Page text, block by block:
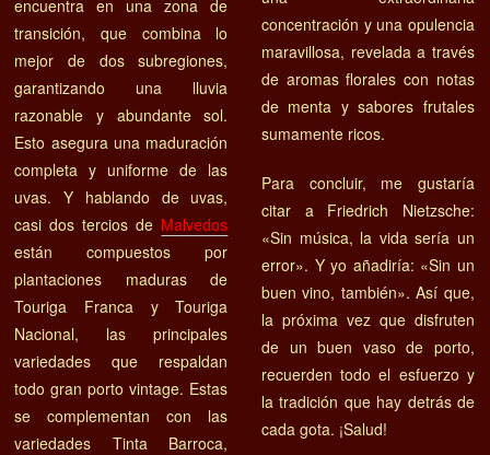
encuentra en una zona de
transición, que combina lo
mejor de dos subregiones,
garantizando una lluvia
razonable y abundante sol.
Esto asegura una maduración
completa y uniforme de las
uvas. Y hablando de uvas,
casi dos tercios de Malvedos
están compuestos por
plantaciones maduras de
Touriga Franca y Touriga
Nacional, las principales
variedades que respaldan
todo gran porto vintage. Estas
se complementan con las
variedades Tinta Barroca,
concentración y una opulencia
maravillosa, revelada a través
de aromas florales con notas
de menta y sabores frutales
sumamente ricos.
Para concluir, me gustaría
citar a Friedrich Nietzsche:
«Sin música, la vida sería un
error». Y yo añadiría: «Sin un
buen vino, también». Así que,
la próxima vez que disfruten
de un buen vaso de porto,
recuerden todo el esfuerzo y
la tradición que hay detrás de
cada gota. ¡Salud!